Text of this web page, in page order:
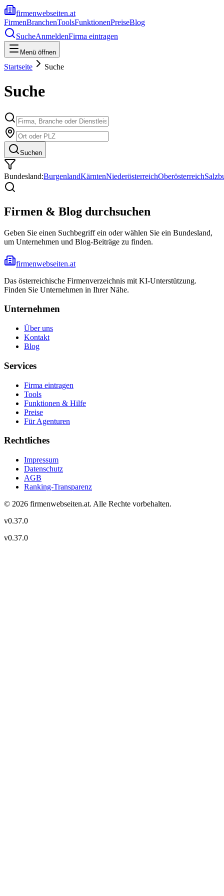
firmenwebseiten.at
FirmenBranchenToolsFunktionenPreiseBlog
SucheAnmeldenFirma eintragen
Menü öffnen
Startseite Suche
Suche
Suchen
Bundesland:BurgenlandKärntenNiederösterreichOberösterreich
Firmen & Blog durchsuchen
Geben Sie einen Suchbegriff ein oder wählen Sie ein Bundesland,
um Unternehmen und Blog-Beiträge zu finden.
firmenwebseiten.at
Das österreichische Firmenverzeichnis mit KI-Unterstützung.
Finden Sie Unternehmen in Ihrer Nähe.
Unternehmen
Über uns
Kontakt
Blog
Services
Firma eintragen
Tools
Funktionen & Hilfe
Preise
Für Agenturen
Rechtliches
Impressum
Datenschutz
AGB
Ranking-Transparenz
© 2026 firmenwebseiten.at. Alle Rechte vorbehalten.
v0.37.0
v0.37.0